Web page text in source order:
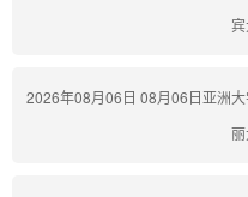
2026年08月06日 08月06日亚洲